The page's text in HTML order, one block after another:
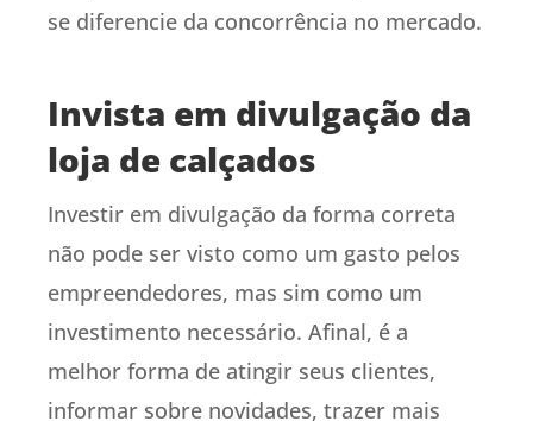
se diferencie da concorrência no mercado.
Invista em divulgação da
loja de calçados
Investir em divulgação da forma correta
não pode ser visto como um gasto pelos
empreendedores, mas sim como um
investimento necessário. Afinal, é a
melhor forma de atingir seus clientes,
informar sobre novidades, trazer mais